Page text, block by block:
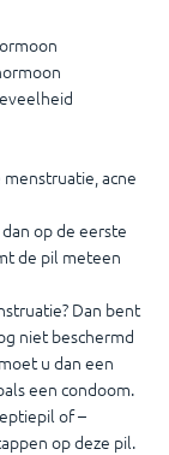
acne
op de eerste
de pil meteen
Dan bent
niet beschermd
u dan een
een condoom.
of –
op deze pil.